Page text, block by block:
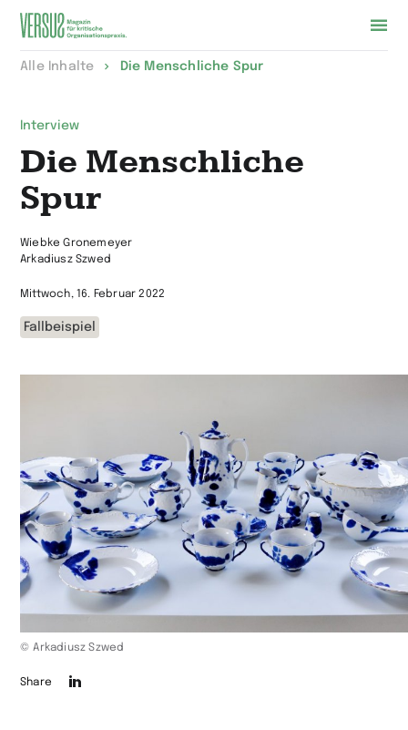
Zur
Alle Inhalte Die Menschliche Spur
Interview
Die Menschliche
Spur
Wiebke Gronemeyer
Arkadiusz Szwed
Mittwoch, 16. Februar 2022
Fallbeispiel
© Arkadiusz Szwed
Share